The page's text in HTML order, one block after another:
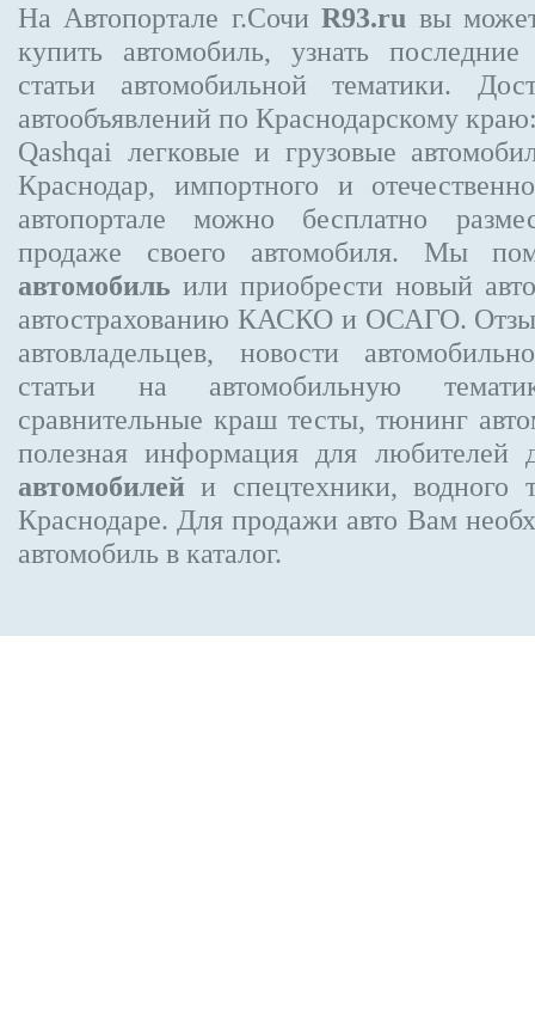
На Автопортале г.СочиR93.ru вы
купить автомобиль, узнать
статьи автомобильной тематики.
автообъявлений по Краснодарскому
Qashqai легковые и грузовые
Краснодар, импортного и
автопортале можно бесплатно
продаже своего автомобиля. Мы
автомобиль или приобрести новый
автострахованию КАСКО и ОСАГО.
автовладельцев, новости
статьи на автомобильную
сравнительные краш тесты, тюнинг
полезная информация для любителей
автомобилей и спецтехники, водного
Краснодаре. Для продажи авто Вам
автомобиль в каталог.